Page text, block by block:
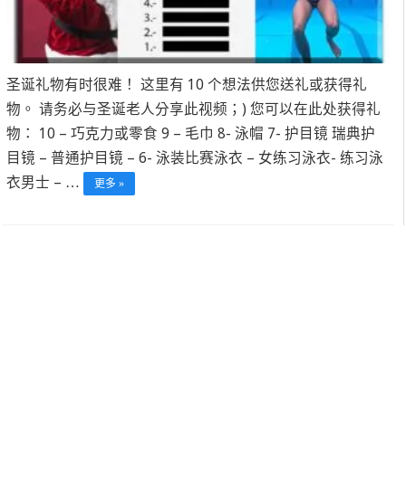
圣诞礼物有时很难！ 这里有 10 个想法供您送礼或获得礼
物。 请务必与圣诞老人分享此视频；) 您可以在此处获得礼
物： 10 – 巧克力或零食 9 – 毛巾 8- 泳帽 7- 护目镜 瑞典护
目镜 – 普通护目镜 – 6- 泳装比赛泳衣 – 女练习泳衣- 练习泳
衣男士 – …
更多 »